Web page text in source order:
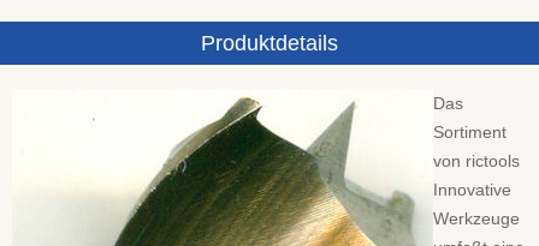
Produktdetails
Das
Sortiment
von rictools
Innovative
Werkzeuge